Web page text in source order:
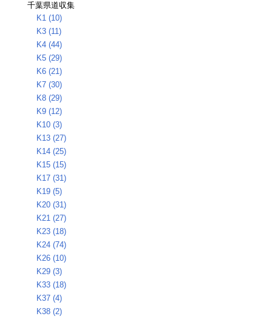
千葉県道収集
K1 (10)
K3 (11)
K4 (44)
K5 (29)
K6 (21)
K7 (30)
K8 (29)
K9 (12)
K10 (3)
K13 (27)
K14 (25)
K15 (15)
K17 (31)
K19 (5)
K20 (31)
K21 (27)
K23 (18)
K24 (74)
K26 (10)
K29 (3)
K33 (18)
K37 (4)
K38 (2)